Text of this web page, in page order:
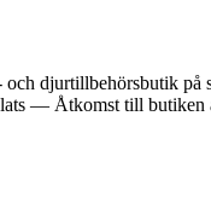
djurtillbehörsbutik på
— Åtkomst till butiken